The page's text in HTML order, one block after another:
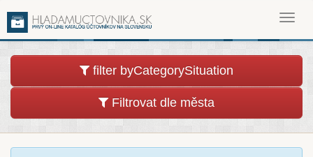
filter byCategorySituation
Filtrovat dle města